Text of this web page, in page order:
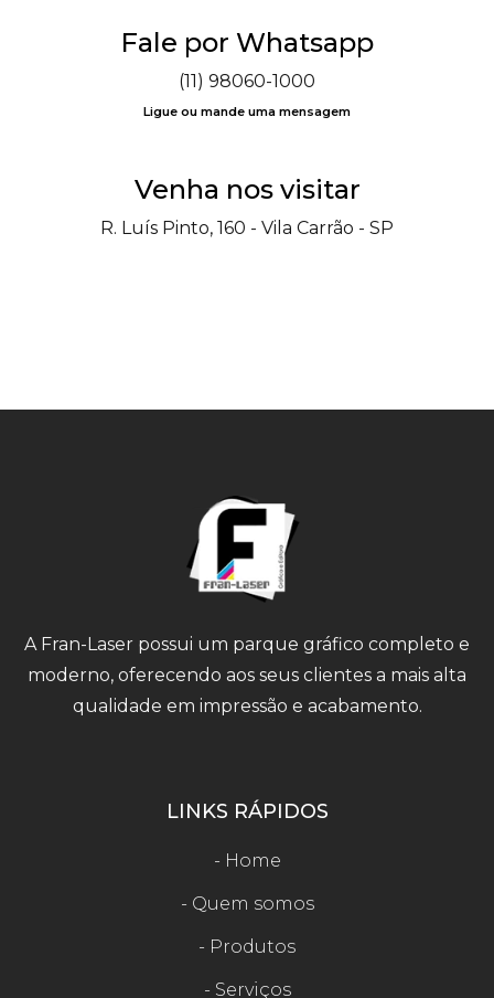
Fale por Whatsapp
(11) 98060-1000
Ligue ou mande uma mensagem
Venha nos visitar
R. Luís Pinto, 160 - Vila Carrão - SP
A Fran-Laser possui um parque gráfico completo e
moderno, oferecendo aos seus clientes a mais alta
qualidade em impressão e acabamento.
LINKS RÁPIDOS
- Home
- Quem somos
- Produtos
- Serviços